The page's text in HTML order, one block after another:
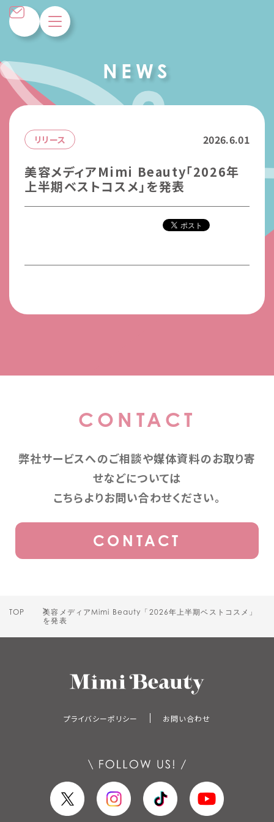
N E W S
リリース 2026.6.01
美容メディアMimi Beauty「2026年
上半期ベストコスメ」を発表
CONTACT
弊社サービスへのご相談や媒体資料のお取り寄
せなどについては
こちらよりお問い合わせください。
CONTACT
TOP
美容メディアMimi Beauty「2026年上半期ベストコスメ」
を発表
プライバシーポリシー お問い合わせ